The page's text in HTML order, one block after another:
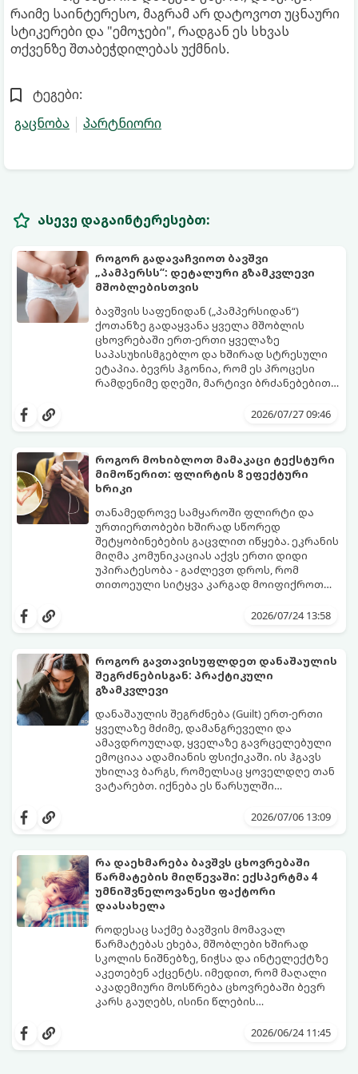
რაიმე საინტერესო, მაგრამ არ დატოვოთ უცნაური
სტიკერები და "ემოჯები", რადგან ეს სხვას
თქვენზე შთაბეჭდილებას უქმნის.
ტეგები:
გაცნობა
პარტნიორი
ასევე დაგაინტერესებთ:
როგორ გადავაჩვიოთ ბავშვი
„პამპერსს“: დეტალური გზამკვლევი
მშობლებისთვის
ბავშვის საფენიდან („პამპერსიდან“)
ქოთანზე გადაყვანა ყველა მშობლის
ცხოვრებაში ერთ-ერთი ყველაზე
საპასუხისმგებლო და ხშირად სტრესული
ეტაპია. ბევრს ჰგონია, რომ ეს პროცესი
რამდენიმე დღეში, მარტივი ბრძანებებით
ფიზიოლოგიური და ფსიქოლოგიური
მოთმინებას მოითხოვს.
როგორ გახადოთ ეს პროცესი2026/07/27 09:46
როგორ მოხიბლოთ მამაკაცი ტექსტური
მიმოწერით: ფლირტის 8 ეფექტური
ხრიკი
თანამედროვე სამყაროში ფლირტი და
ურთიერთობები ხშირად სწორედ
შეტყობინებების გაცვლით იწყება. ეკრანის
მიღმა კომუნიკაციას აქვს ერთი დიდი
უპირატესობა - გაძლევთ დროს, რომ
თითოეული სიტყვა კარგად მოიფიქროთ
მოაცილოს და მოუთმენლად ელოდოს
წესი:
2026/07/24 13:58
როგორ გავთავისუფლდეთ დანაშაულის
შეგრძნებისგან: პრაქტიკული
გზამკვლევი
დანაშაულის შეგრძნება (Guilt) ერთ-ერთი
ყველაზე მძიმე, დამანგრეველი და
ამავდროულად, ყველაზე გავრცელებული
ემოციაა ადამიანის ფსიქიკაში. ის ჰგავს
უხილავ ბარგს, რომელსაც ყოველდღე თან
ვატარებთ. იქნება ეს წარსულში
ტკენა, ოჯახის წევრებისთვის
გადაჭარბებული მოთხოვნები
-დანაშაულის განცდა შიგნიდან ფიტავს
ადამიანს და ართმევს მას აწმყოთი
ტკბობის უნარს.
დანაშაულის გრძნობას აქვს თავისი
საკუთარი თუ საზოგადოებრივი მორალური
კოდექსი. თუმცა, როდესაც ეს ემოცია
ქრონიკულ ფორმას იღებს, ის ნევროზულ,
ტოქსიკურ სინდრომად იქცევა.
გთავაზობთ პრაქტიკულ, ფსიქოლოგიურ
გზამკვლევს, თუ როგორ დაამუშაოთ
წარსულის შეცდომები და
გათავისუფლდეთ ამ მძიმე ტვირთისგან:
2026/07/06 13:09
რა დაეხმარება ბავშვს ცხოვრებაში
წარმატების მიღწევაში: ექსპერტმა 4
უმნიშვნელოვანესი ფაქტორი
დაასახელა
როდესაც საქმე ბავშვის მომავალ
წარმატებას ეხება, მშობლები ხშირად
სკოლის ნიშნებზე, ნიჭსა და ინტელექტზე
აკეთებენ აქცენტს. იმედით, რომ მაღალი
აკადემიური მოსწრება ცხოვრებაში ბევრ
კარს გაუღებს, ისინი წლების
შედეგების გაუმჯობესებაზე. თუმცა,
თვითკონტროლი ადამიანს ეხმარება
2026/06/24 11:45